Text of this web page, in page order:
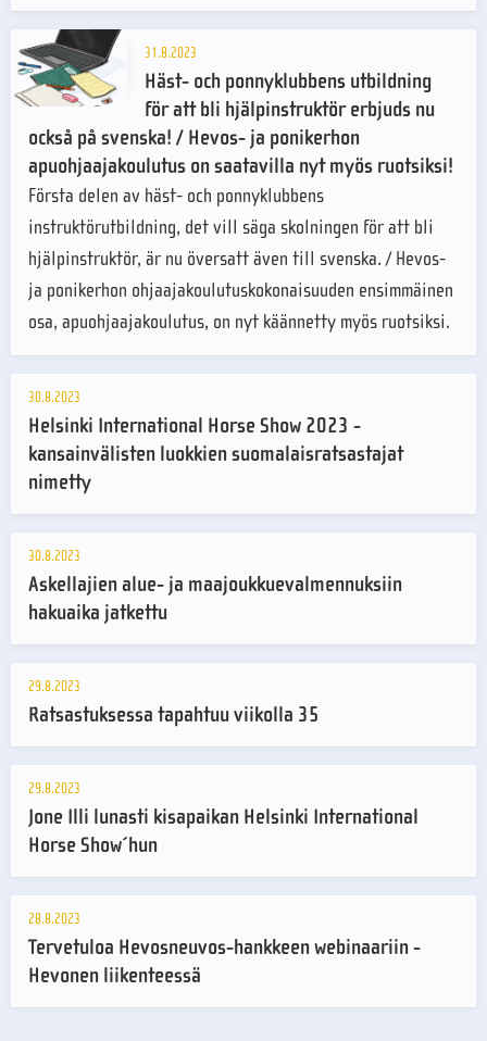
31.8.2023
Häst- och ponnyklubbens utbildning
för att bli hjälpinstruktör erbjuds nu
också på svenska! / Hevos- ja ponikerhon
apuohjaajakoulutus on saatavilla nyt myös ruotsiksi!
Första delen av häst- och ponnyklubbens
instruktörutbildning, det vill säga skolningen för att bli
hjälpinstruktör, är nu översatt även till svenska. / Hevos-
ja ponikerhon ohjaajakoulutuskokonaisuuden ensimmäinen
osa, apuohjaajakoulutus, on nyt käännetty myös ruotsiksi.
30.8.2023
Helsinki International Horse Show 2023 -
kansainvälisten luokkien suomalaisratsastajat
nimetty
30.8.2023
Askellajien alue- ja maajoukkuevalmennuksiin
hakuaika jatkettu
29.8.2023
Ratsastuksessa tapahtuu viikolla 35
29.8.2023
Jone Illi lunasti kisapaikan Helsinki International
Horse Show´hun
28.8.2023
Tervetuloa Hevosneuvos-hankkeen webinaariin -
Hevonen liikenteessä